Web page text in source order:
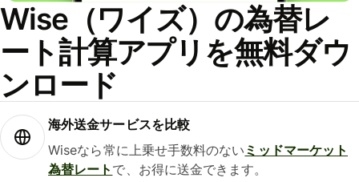
Wise（ワイズ）の為替レ
ート計算アプリを無料ダウ
ンロード
海外送金サービスを比較
Wiseなら常に上乗せ手数料のない ミッドマーケット
為替レート で、お得に送金できます。